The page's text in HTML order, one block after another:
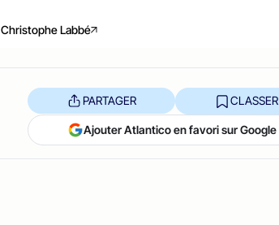
Christophe Labbé
PARTAGER CLASSER
Ajouter Atlantico en favori sur Google